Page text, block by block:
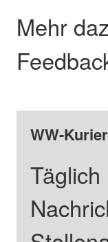
Mehr
WW-